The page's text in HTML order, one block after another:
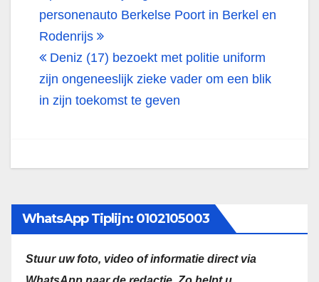
navigatie
personenauto Berkelse Poort in Berkel en
Rodenrijs
Deniz (17) bezoekt met politie uniform
zijn ongeneeslijk zieke vader om een blik
in zijn toekomst te geven
WhatsApp Tiplijn: 0102105003
Stuur uw foto, video of informatie direct via